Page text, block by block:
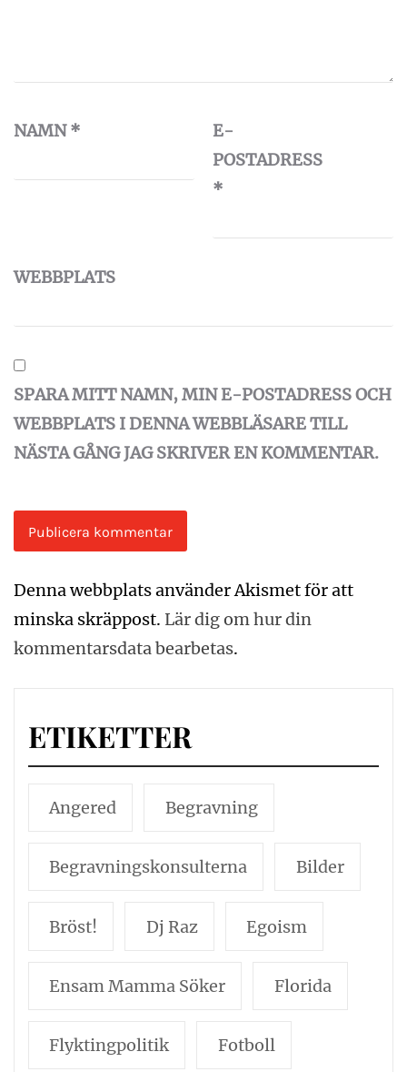
NAMN*
E-
POSTADRESS
*
WEBBPLATS
SPARA MITT NAMN, MIN E-POSTADRESS OCH
WEBBPLATS I DENNA WEBBLÄSARE TILL
NÄSTA GÅNG JAG SKRIVER EN KOMMENTAR.
Denna webbplats använder Akismet för att
minska skräppost. Lär dig om hur din
kommentarsdata bearbetas.
ETIKETTER
Angered Begravning
Begravningskonsulterna Bilder
Bröst! Dj Raz Egoism
Ensam Mamma Söker Florida
Flyktingpolitik Fotboll